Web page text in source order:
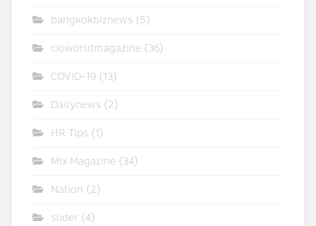
bangkokbiznews (5)
cioworldmagazine (36)
COVID-19 (13)
Dailynews (2)
HR Tips (1)
Mix Magazine (34)
Nation (2)
slider (4)